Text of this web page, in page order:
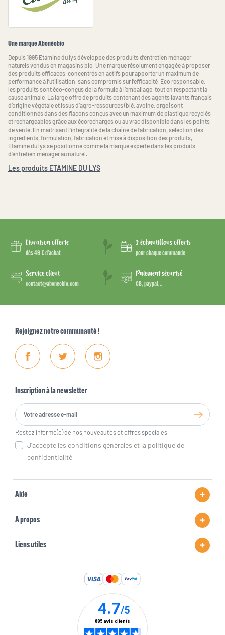
Une marque Abonéobio
Depuis 1995 Etamine du lys développe des produits d’entretien ménager
naturels vendus en magasins bio. Une marque résolument engagée à proposer
des produits efficaces, concentrés en actifs pour apporter un maximum de
performance à l’utilisation, sans compromis sur l’efficacité. Eco responsable,
les produits sont éco-conçus de la formule à l’emballage, tout en respectant la
cause animale. La large offre de produits contenant des agents lavants français
d’origine végétale et issus d’agro-ressources (blé, avoine, orge) sont
conditionnés dans des flacons conçus avec un maximum de plastique recyclés
et rechargeables grâce aux écorecharges ou au vrac disponible dans les points
de vente. En maitrisant l’intégralité de la chaîne de fabrication, sélection des
ingrédients, formulation, fabrication et mise à disposition des produits,
Etamine du lys se positionne comme la marque experte dans les produits
d’entretien ménager au naturel.
Les produits ETAMINE DU LYS
Livraison offerte
dès 49 € d’achat
3 échantillons offerts
pour chaque commande
Service client
contact@aboneobio.com
Paiement sécurisé
CB, paypal...
Rejoignez notre communauté !
FacebookTwitter Instagram
Inscription à la newsletter
Restez informé(e) de nos nouveautés et offres spéciales
J'accepte les conditions générales et la politique de
confidentialité
Aide
A propos
Liens utiles